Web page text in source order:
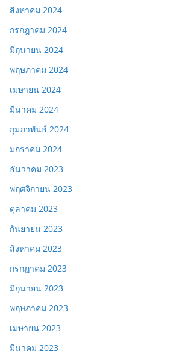
สิงหาคม 2024
กรกฎาคม 2024
มิถุนายน 2024
พฤษภาคม 2024
เมษายน 2024
มีนาคม 2024
กุมภาพันธ์ 2024
มกราคม 2024
ธันวาคม 2023
พฤศจิกายน 2023
ตุลาคม 2023
กันยายน 2023
สิงหาคม 2023
กรกฎาคม 2023
มิถุนายน 2023
พฤษภาคม 2023
เมษายน 2023
มีนาคม 2023